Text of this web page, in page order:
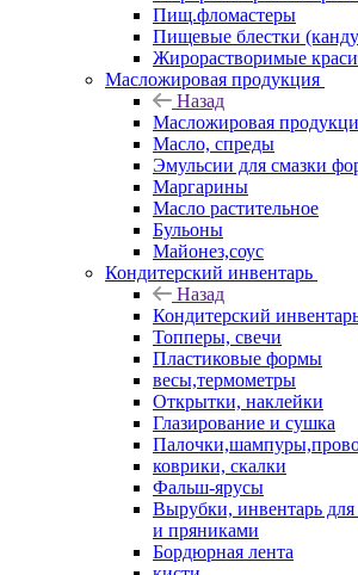
Пищ.фломастеры
Пищевые блестки
Жирорастворимые
Масложировая продукция
Назад
Масложировая
Масло, спреды
Эмульсии для смазки
Маргарины
Масло растительное
Бульоны
Майонез,соус
Кондитерский инвентарь
Назад
Кондитерский
Топперы, свечи
Пластиковые формы
весы,термометры
Открытки, наклейки
Глазирование и сушка
коврики, скалки
Фальш-ярусы
Вырубки, инвентарь для
и пряниками
Бордюрная лента